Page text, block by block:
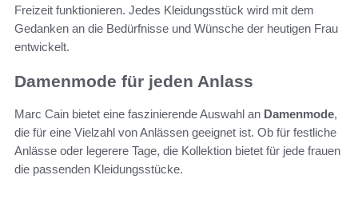
Freizeit funktionieren. Jedes Kleidungsstück wird mit dem
Gedanken an die Bedürfnisse und Wünsche der heutigen Frau
entwickelt.
Damenmode für jeden Anlass
Marc Cain bietet eine faszinierende Auswahl an Damenmode,
die für eine Vielzahl von Anlässen geeignet ist. Ob für festliche
Anlässe oder legerere Tage, die Kollektion bietet für jede frauen
die passenden Kleidungsstücke.